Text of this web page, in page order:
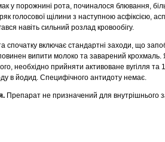
у порожнині рота, починалося блювання,
голосової щілини з наступною асфіксією,
навіть сильний розлад кровообігу.
спочатку включає стандартні заходи, що
випити молоко та заварений
необхідно прийняти активоване вугілля
в йодид. Специфічного антидоту немає.
Препарат не призначений для внутрішнього